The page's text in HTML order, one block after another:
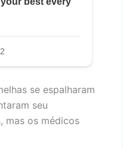
se espalharam
seu
mas os médicos